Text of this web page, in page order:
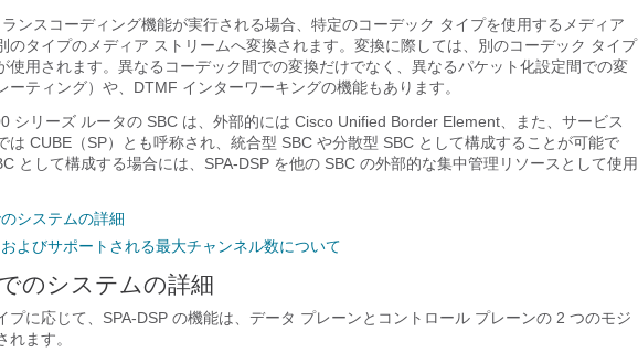
ランスコーディング機能が実行される場合、特定のコーデック タイプを使用するメディア
のタイプのメディア ストリームへ変換されます。変換に際しては、別のコーデック タイプ
使用されます。異なるコーデック間での変換だけでなく、異なるパケット化設定間での変
ーティング）や、DTMF インターワーキングの機能もあります。
シリーズ ルータの SBC は、外部的には Cisco Unified Border Element、また、サービス
は CUBE（SP）とも呼称され、統合型 SBC や分散型 SBC として構成することが可能で
として構成する場合には、SPA-DSP を他の SBC の外部的な集中管理リソースとして使用
システムの詳細
よびサポートされる最大チャンネル数について
のシステムの詳細
プに応じて、SPA-DSP の機能は、データ プレーンとコントロール プレーンの 2 つのモジ
れます。